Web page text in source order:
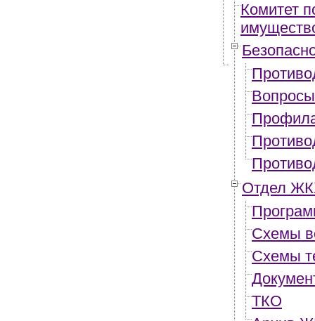
Комитет
Отдел
Схемы
Схемы
ТКО